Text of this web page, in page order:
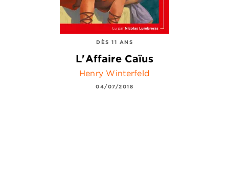
DÈS 11 ANS
L'Affaire Caïus
Henry Winterfeld
04/07/2018